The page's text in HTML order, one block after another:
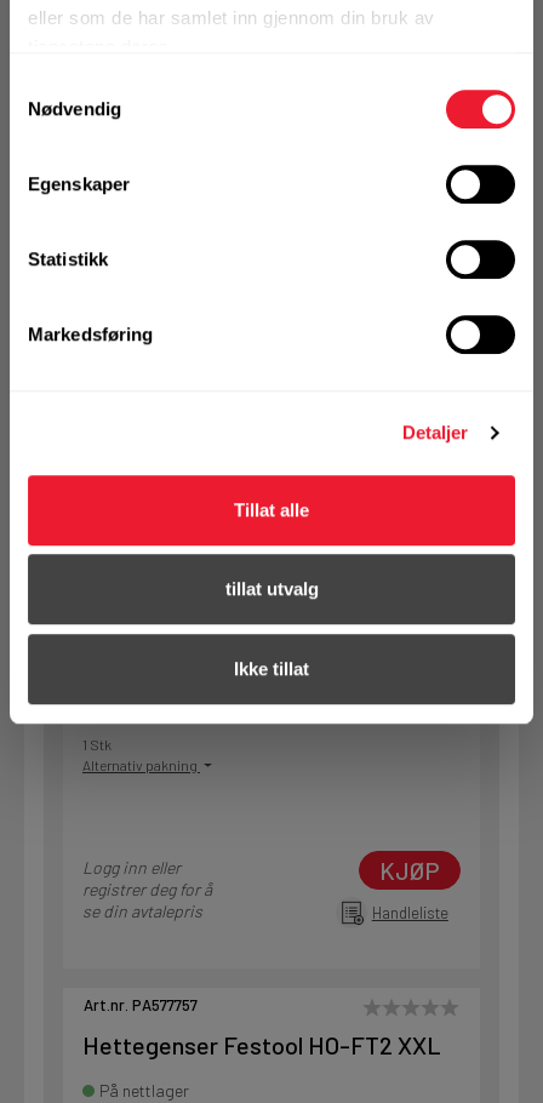
eller som de har samlet inn gjennom din bruk av
Nødvendig
Egenskaper
Statistikk
Markedsføring
Detaljer
Tillat alle
tillat utvalg
Ikke tillat
Art.nr. PA577755
På nettlager
1 Stk
registrer deg for å
Hettegenser Festool HO-FT2 XL
Klikk & Hent i Motek Molde + 6 andre
1 Stk
Alternativ pakning
Logg inn eller
registrer deg for å
se din avtalepris
KJØP
Handleliste
Art.nr. PA577757
Hettegenser Festool HO-FT2 XXL
På nettlager